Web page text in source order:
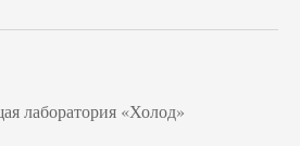
лаборатория «Холод»